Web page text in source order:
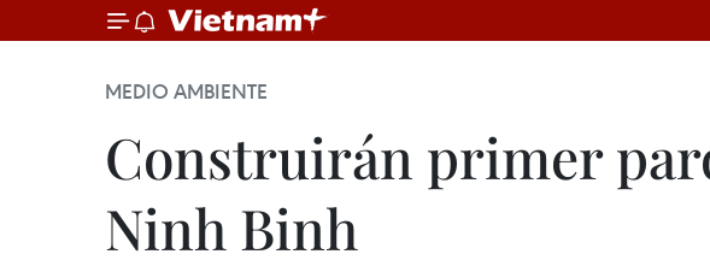
MEDIO AMBIENTE
Construirán primer
Ninh Binh